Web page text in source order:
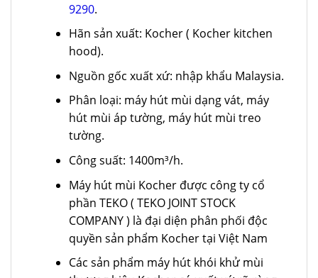
9290.
Hãn sản xuất: Kocher ( Kocher kitchen
hood).
Nguồn gốc xuất xứ: nhập khẩu Malaysia.
Phân loại: máy hút mùi dạng vát, máy
hút mùi áp tường, máy hút mùi treo
tường.
Công suất: 1400m³/h.
Máy hút mùi Kocher được công ty cổ
phần TEKO ( TEKO JOINT STOCK
COMPANY ) là đại diện phân phối độc
quyền sản phẩm Kocher tại Việt Nam
Các sản phẩm máy hút khói khử mùi